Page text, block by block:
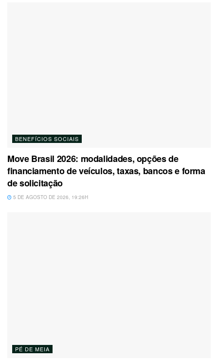
BENEFÍCIOS SOCIAIS
Move Brasil 2026: modalidades, opções de
financiamento de veículos, taxas, bancos e forma
de solicitação
5 DE AGOSTO DE 2026, 19:26H
PÉ DE MEIA